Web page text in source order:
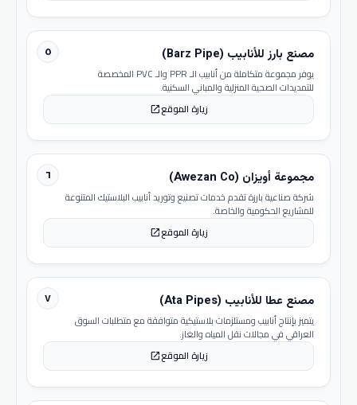
٥ مصنع بارز للأنابيب (Barz Pipe)
يوفر مجموعة متكاملة من أنابيب الـ PPR والـ PVC المخصصة
للتمديدات الصحية المنزلية والمباني السكنية.
زيارة الموقعopen_in_new
٦ مجموعة أويزان (Awezan Co)
شركة صناعية بارزة تقدم خدمات تصنيع وتوريد أنابيب البلاستيك المتنوعة
للمشاريع الحكومية والخاصة.
زيارة الموقعopen_in_new
٧ مصنع عطا للأنابيب (Ata Pipes)
يتميز بإنتاج أنابيب ومستلزمات بلاستيكية متوافقة مع متطلبات السوق
العراقي في مجالات نقل المياه والغاز.
زيارة الموقعopen_in_new